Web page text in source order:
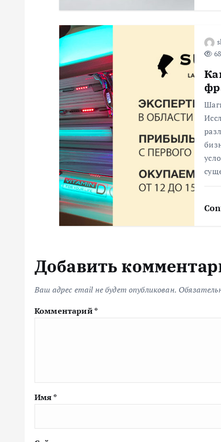
Добавить
Ваш адрес email не будет опубликован.
Комментарий*
Имя *